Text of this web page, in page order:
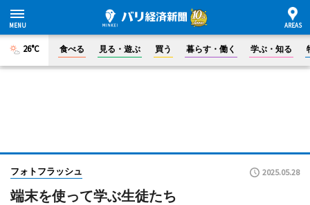
26°C 食べる 見る・遊ぶ 買う 暮らす・働く 学ぶ・知る
フォトフラッシュ 2025.05.28
端末を使って学ぶ生徒たち